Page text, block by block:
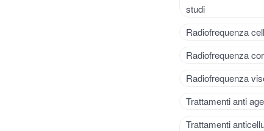
studi
Radiofrequenza
Radiofrequenza
Radiofrequenza
Trattamenti anti
Trattamenti